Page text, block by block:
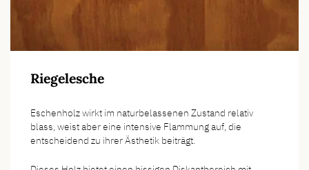
Riegelesche
Eschenholz wirkt im naturbelassenen Zustand relativ
blass, weist aber eine intensive Flammung auf, die
entscheidend zu ihrer Ästhetik beiträgt.